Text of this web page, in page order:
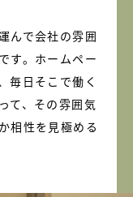
んで会社の雰囲
す。ホームペー
毎日そこで働く
て、その雰囲気
相性を見極める